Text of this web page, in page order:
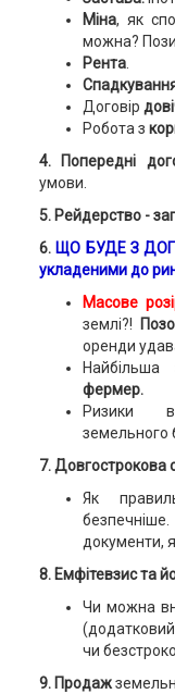
Міна, як
можна?
Рента.
Договір
Робота з
4. Попередні
умови.
5. Рейдерство -
6. ЩО БУДЕ З
укладеними до
Масове
землі?!
оренди
фермер.
Ризики
земельного
7. Довгострокова
Як
документи,
8. Емфітевзис та
Чи можна
чи
9. Продаж